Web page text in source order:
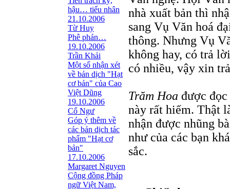
hậu… tiếu nhân
21.10.2006
Từ Huy
Phê phán…
19.10.2006
Trần Khải
Một số nhận xét
về bản dịch "Hạt
cơ bản" của Cao
Việt Dũng
19.10.2006
Cổ Ngư
Góp ý thêm về
các bản dịch tác
phẩm "Hạt cơ
bản"
17.10.2006
Margaret Nguyen
Cộng đồng Pháp
ngữ Việt Nam,
nhà xuất bản thì
sang Vụ Văn hoá
thông. Nhưng Vụ
không hay, có trả
có nhiều, vậy xin
Trăm Hoa được
này rất hiếm. Thật
nhận được nhũng
như của các bạn
sắc.